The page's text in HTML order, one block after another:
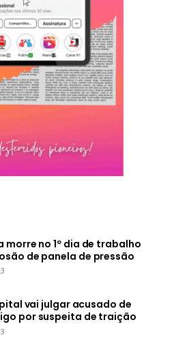
morre no 1º dia de trabalho
de panela de pressão
vai julgar acusado de
por suspeita de traição